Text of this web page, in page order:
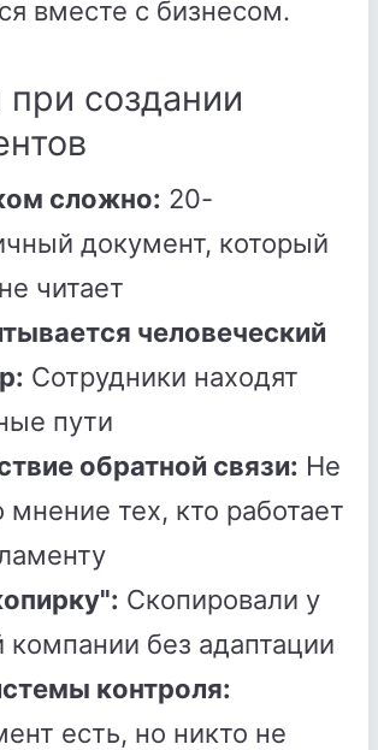
вместе с бизнесом.
создании
сложно: 20-
документ, который
читает
человеческий
Сотрудники находят
пути
обратной связи: Не
мнение тех, кто работает
Скопировали у
компании без адаптации
контроля:
есть, но никто не